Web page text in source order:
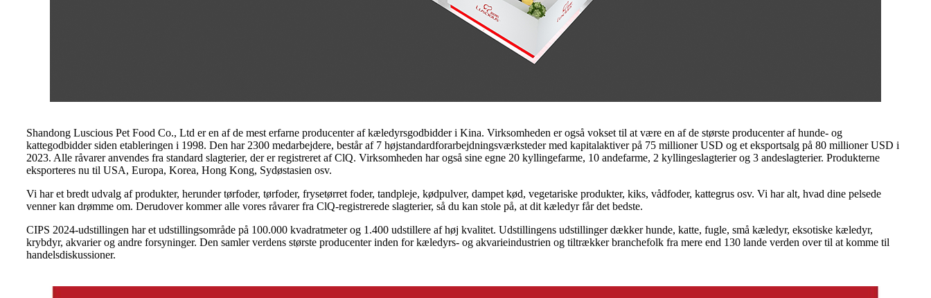
Shandong Luscious Pet Food Co., Ltd er en af ​​de mest erfarne producenter af kæledyrsgodbidder i Kina. Virksomheden er også vokset til at være en af ​​de største producenter af hunde- og
kattegodbidder siden etableringen i 1998. Den har 2300 medarbejdere, består af 7 højstandardforarbejdningsværksteder med kapitalaktiver på 75 millioner USD og et eksportsalg på 80 millioner USD i
2023. Alle råvarer anvendes fra standard slagterier, der er registreret af ClQ. Virksomheden har også sine egne 20 kyllingefarme, 10 andefarme, 2 kyllingeslagterier og 3 andeslagterier. Produkterne
eksporteres nu til USA, Europa, Korea, Hong Kong, Sydøstasien osv.
Vi har et bredt udvalg af produkter, herunder tørfoder, tørfoder, frysetørret foder, tandpleje, kødpulver, dampet kød, vegetariske produkter, kiks, vådfoder, kattegrus osv. Vi har alt, hvad dine pelsede
venner kan drømme om. Derudover kommer alle vores råvarer fra ClQ-registrerede slagterier, så du kan stole på, at dit kæledyr får det bedste.
CIPS 2024-udstillingen har et udstillingsområde på 100.000 kvadratmeter og 1.400 udstillere af høj kvalitet. Udstillingens udstillinger dækker hunde, katte, fugle, små kæledyr, eksotiske kæledyr,
krybdyr, akvarier og andre forsyninger. Den samler verdens største producenter inden for kæledyrs- og akvarieindustrien og tiltrækker branchefolk fra mere end 130 lande verden over til at komme til
handelsdiskussioner.